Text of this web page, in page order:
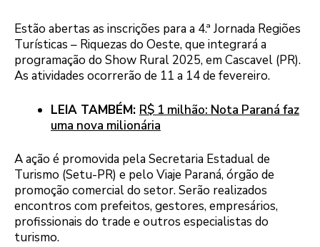
Estão abertas as inscrições para a 4.ª Jornada Regiões
Turísticas – Riquezas do Oeste, que integrará a
programação do Show Rural 2025, em Cascavel (PR).
As atividades ocorrerão de 11 a 14 de fevereiro.
LEIA TAMBÉM: R$ 1 milhão: Nota Paraná faz
uma nova milionária
A ação é promovida pela Secretaria Estadual de
Turismo (Setu-PR) e pelo Viaje Paraná, órgão de
promoção comercial do setor. Serão realizados
encontros com prefeitos, gestores, empresários,
profissionais do trade e outros especialistas do
turismo.